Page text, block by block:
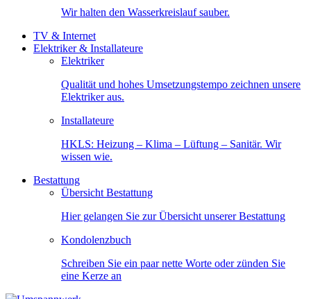
Wir halten den Wasserkreislauf sauber.
TV & Internet
Elektriker & Installateure
Elektriker
Qualität und hohes Umsetzungstempo zeichnen unsere
Elektriker aus.
Installateure
HKLS: Heizung – Klima – Lüftung – Sanitär. Wir
wissen wie.
Bestattung
Übersicht Bestattung
Hier gelangen Sie zur Übersicht unserer Bestattung
Kondolenzbuch
Schreiben Sie ein paar nette Worte oder zünden Sie
eine Kerze an